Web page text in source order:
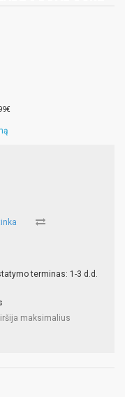
terminas: 1-3 d.d.
maksimalius